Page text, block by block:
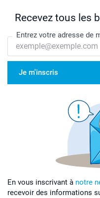
Recevez tous les
Entrez votre adresse de
Je m'inscris
En vous inscrivant à notre
recevoir des informations